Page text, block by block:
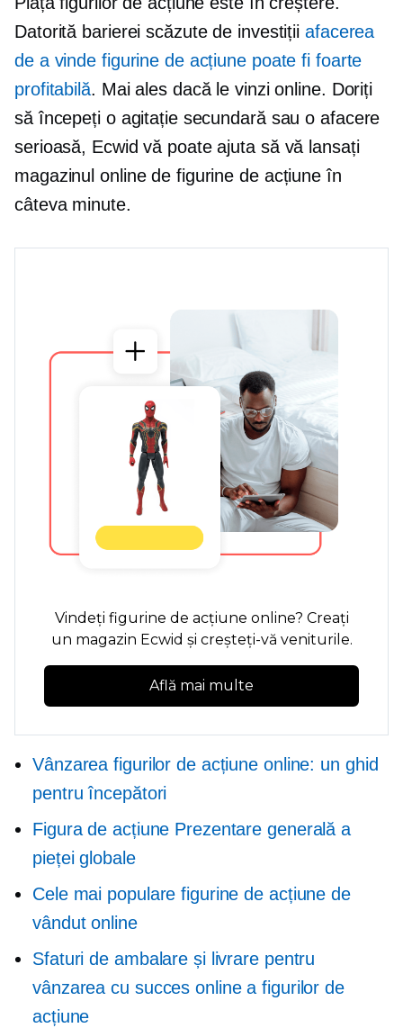
Datorită barierei scăzute de investiții afacerea
de a vinde figurine de acțiune poate fi foarte
profitabilă. Mai ales dacă le vinzi online. Doriți
să începeți o agitație secundară sau o afacere
serioasă, Ecwid vă poate ajuta să vă lansați
magazinul online de figurine de acțiune în
câteva minute.
Vindeți figurine de acțiune online? Creați
un magazin Ecwid și creșteți-vă veniturile.
Află mai multe
Vânzarea figurilor de acțiune online: un ghid
pentru începători
Figura de acțiune Prezentare generală a
pieței globale
Cele mai populare figurine de acțiune de
vândut online
Sfaturi de ambalare și livrare pentru
vânzarea cu succes online a figurilor de
acțiune